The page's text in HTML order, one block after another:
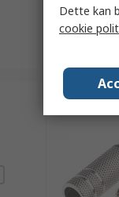
Dette kan
cookie